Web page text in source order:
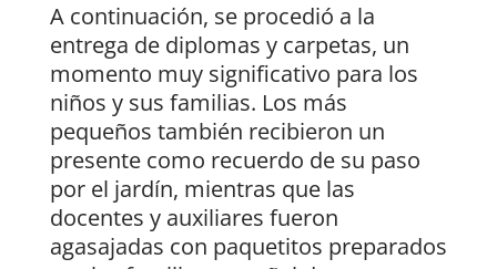
A continuación, se procedió a la
entrega de diplomas y carpetas, un
momento muy significativo para los
niños y sus familias. Los más
pequeños también recibieron un
presente como recuerdo de su paso
por el jardín, mientras que las
docentes y auxiliares fueron
agasajadas con paquetitos preparados